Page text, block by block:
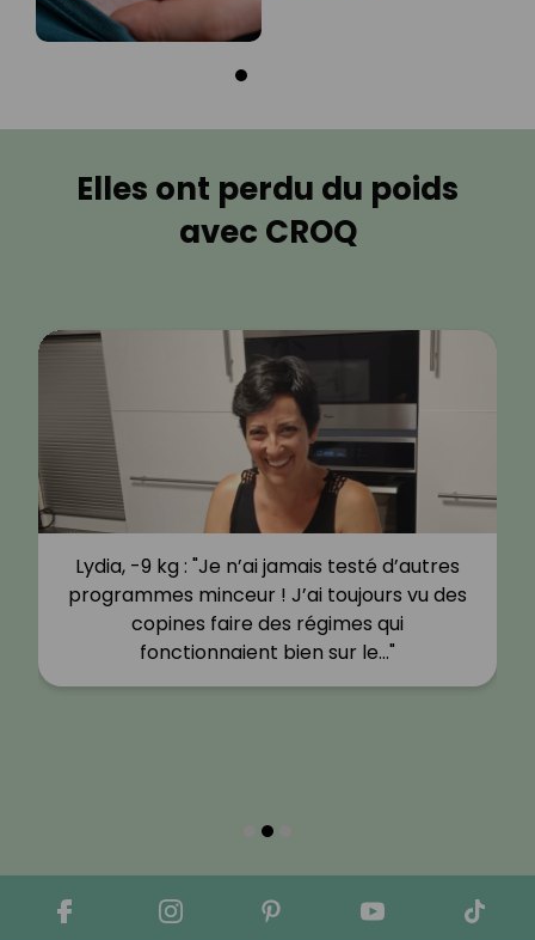
Elles ont perdu du poids
avec CROQ
Lydia, -9 kg : "Je n’ai jamais testé d’autres
programmes minceur ! J’ai toujours vu des
copines faire des régimes qui
fonctionnaient bien sur le…"